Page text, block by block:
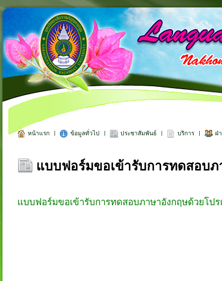
หน้าแรก ข้อมูลทั่วไป ประชาสัมพันธ์ บริการ ฝ่
แบบฟอร์มขอเข้ารับการทดสอบภ
แบบฟอร์มขอเข้ารับการทดสอบภาษาอังกฤษด้วยโป